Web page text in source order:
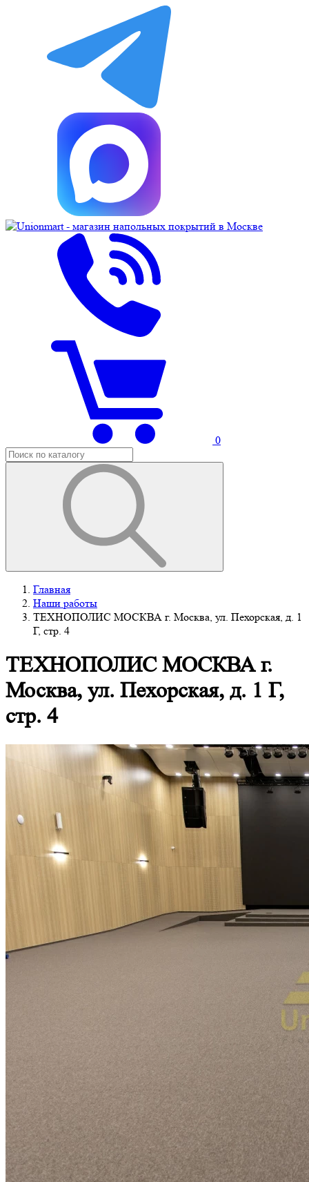
0
Главная
Наши работы
ТЕХНОПОЛИС МОСКВА г. Москва, ул. Пехорская, д. 1
Г, стр. 4
ТЕХНОПОЛИС МОСКВА г.
Москва, ул. Пехорская, д. 1 Г,
стр. 4